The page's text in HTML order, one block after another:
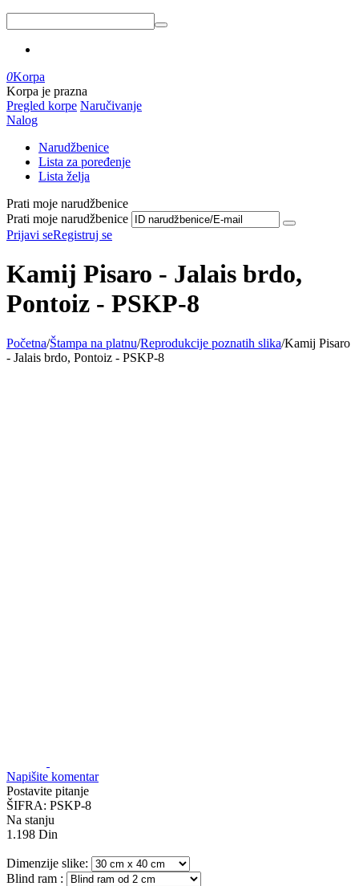
0Korpa
Korpa je prazna
Pregled korpe Naručivanje
Nalog
Narudžbenice
Lista za poređenje
Lista želja
Prati moje narudžbenice
Prati moje narudžbenice
Prijavi seRegistruj se
Kamij Pisaro - Jalais brdo,
Pontoiz - PSKP-8
Početna/Štampa na platnu/Reprodukcije poznatih slika/Kamij Pisaro
- Jalais brdo, Pontoiz - PSKP-8
Napišite komentar
Postavite pitanje
ŠIFRA: PSKP-8
Na stanju
1.198 Din
Dimenzije slike:
Blind ram :